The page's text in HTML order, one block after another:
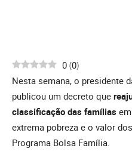
0 (0)
Nesta semana, o presidente
publicou um decreto que
classificação das famílias
extrema pobreza e o valor
Programa Bolsa Família.